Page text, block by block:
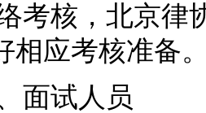
核，北京律协
相应考核准备
试人员